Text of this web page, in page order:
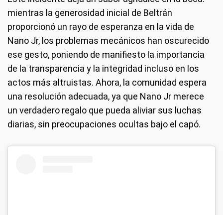
mientras la generosidad inicial de Beltrán
proporcionó un rayo de esperanza en la vida de
Nano Jr, los problemas mecánicos han oscurecido
ese gesto, poniendo de manifiesto la importancia
de la transparencia y la integridad incluso en los
actos más altruistas. Ahora, la comunidad espera
una resolución adecuada, ya que Nano Jr merece
un verdadero regalo que pueda aliviar sus luchas
diarias, sin preocupaciones ocultas bajo el capó.